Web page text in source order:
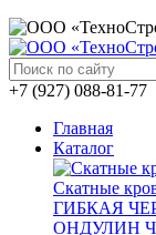
+7 (927) 088-81-77
Главная
Каталог
Скатные
ГИБКАЯ
ОНДУЛИН